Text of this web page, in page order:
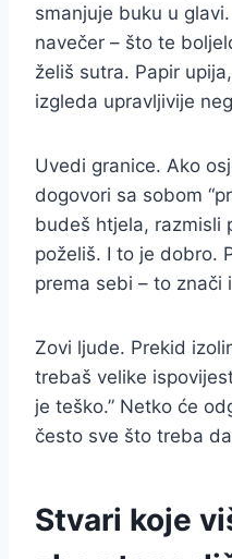
smanjuje buku u
navečer – što te
želiš sutra. Papir
izgleda upravljivije
Uvedi granice. Ako
dogovori sa sobom
budeš htjela, razmisli
poželiš. I to je dobro.
prema sebi – to znači
Zovi ljude. Prekid
trebaš velike
je teško.” Netko će
često sve što treba
Stvari koje